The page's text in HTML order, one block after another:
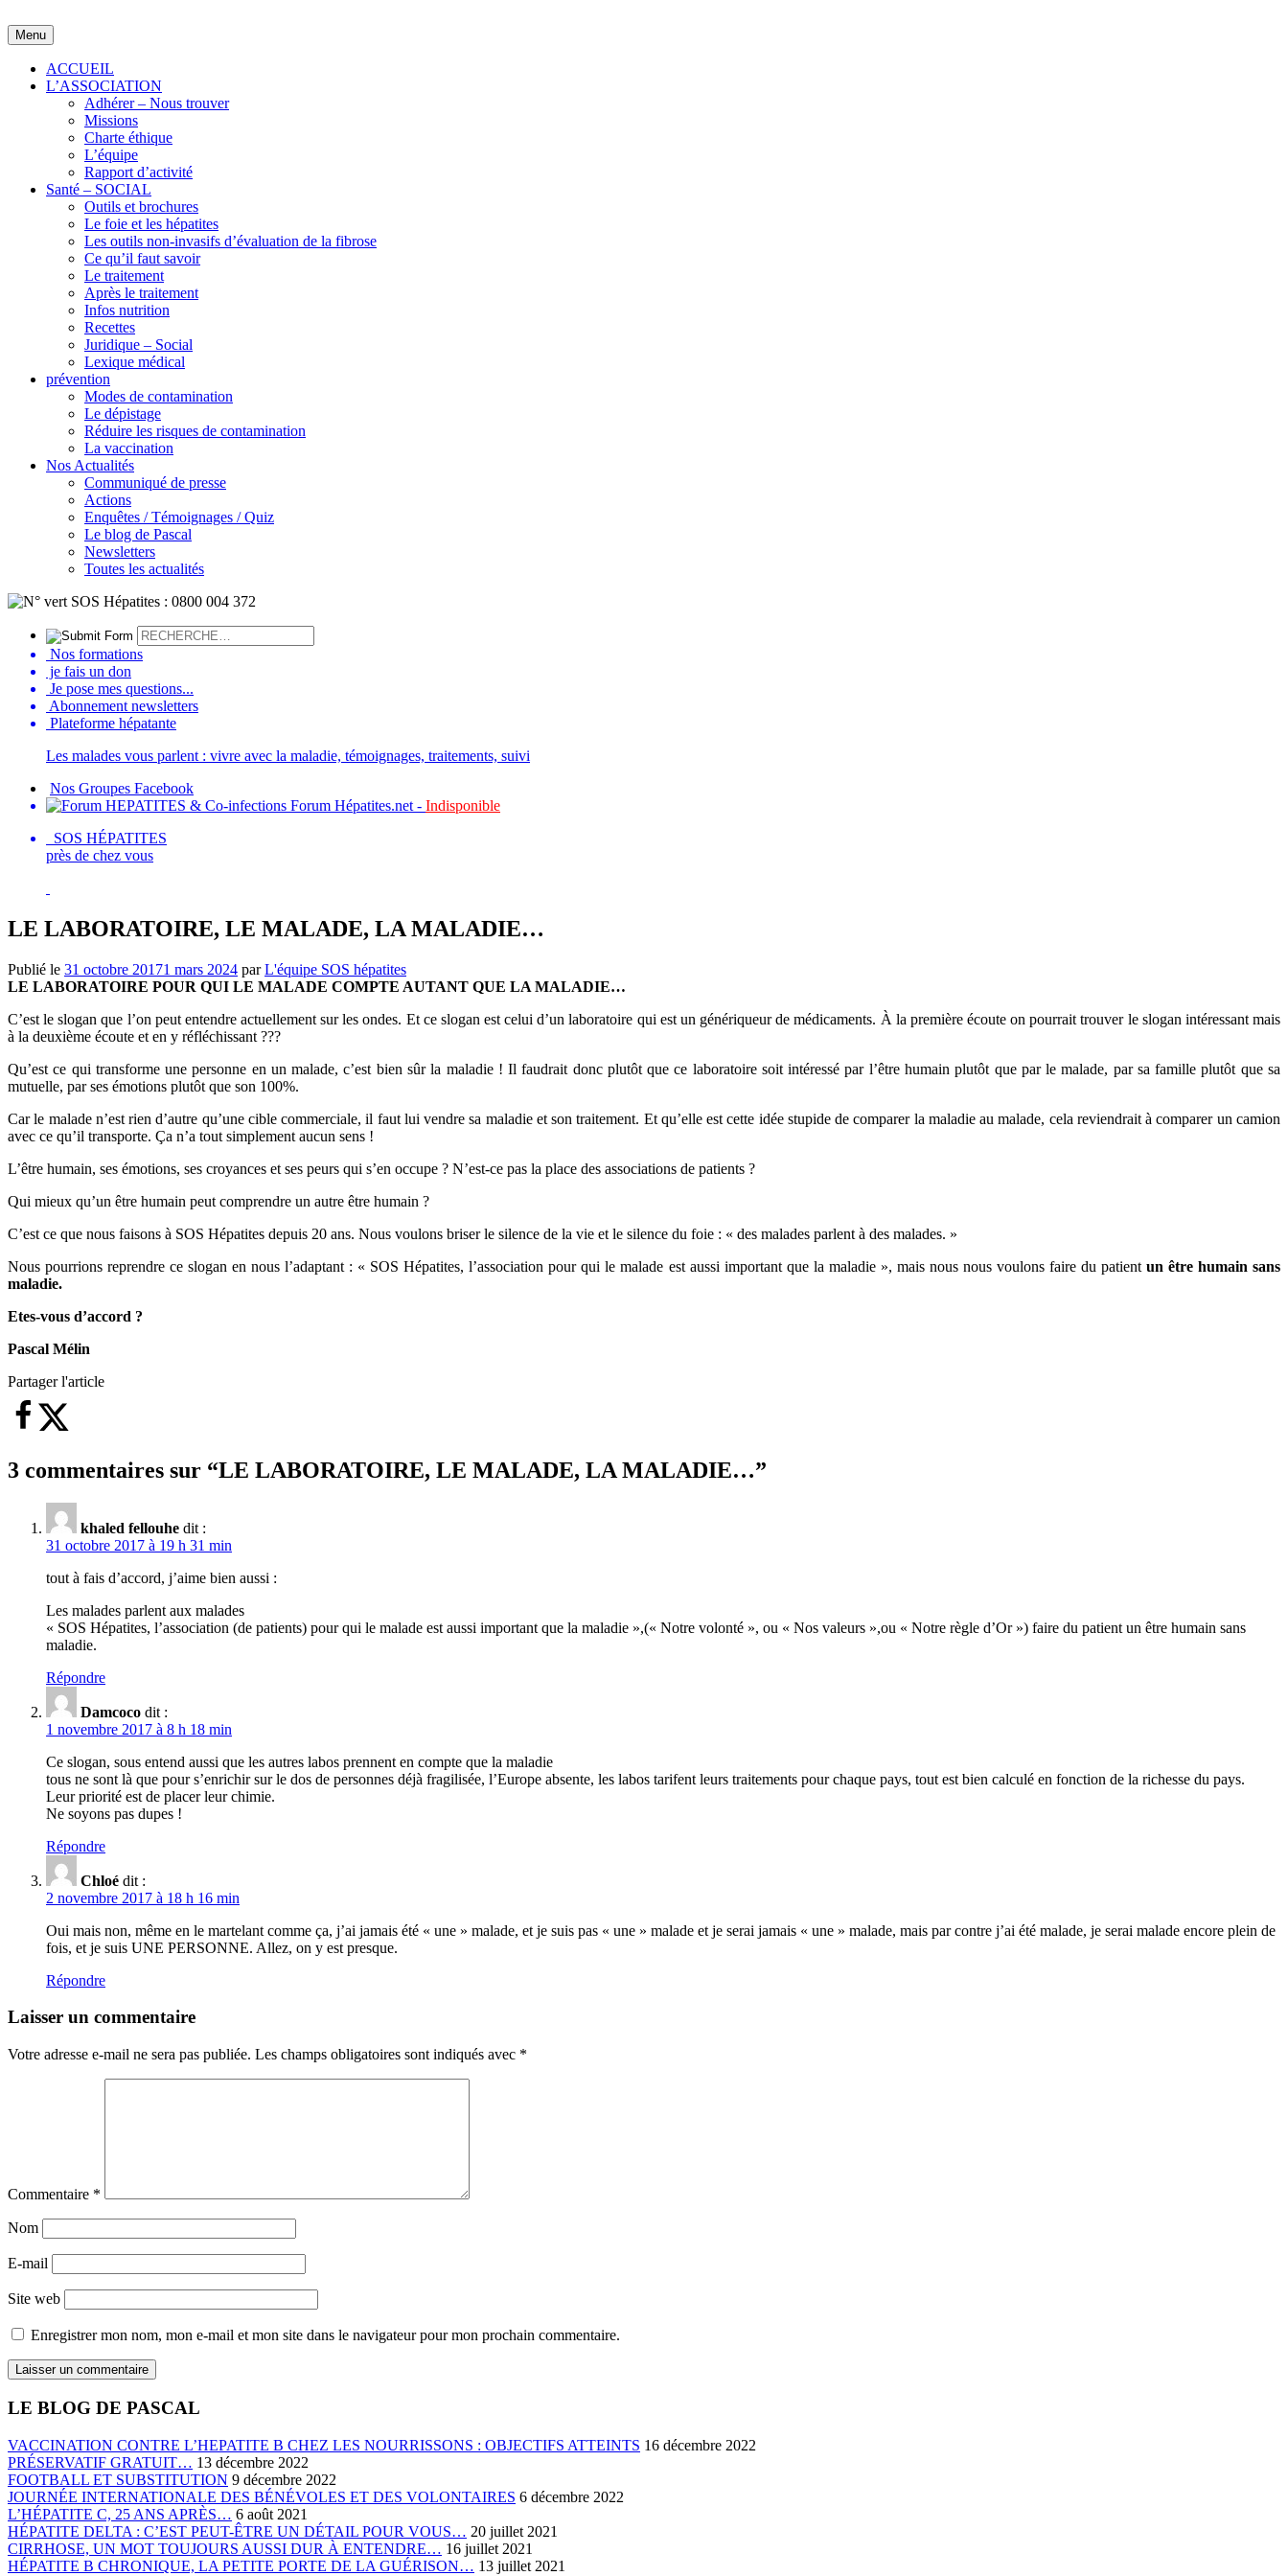
to
content
Menu
ACCUEIL
L’ASSOCIATION
Adhérer – Nous trouver
Missions
Charte éthique
L’équipe
Rapport d’activité
Santé – SOCIAL
Outils et brochures
Le foie et les hépatites
Les outils non-invasifs d’évaluation de la fibrose
Ce qu’il faut savoir
Le traitement
Après le traitement
Infos nutrition
Recettes
Juridique – Social
Lexique médical
prévention
Modes de contamination
Le dépistage
Réduire les risques de contamination
La vaccination
Nos Actualités
Communiqué de presse
Actions
Enquêtes / Témoignages / Quiz
Le blog de Pascal
Newsletters
Toutes les actualités
Nos formations
je fais un don
Je pose mes questions...
Abonnement newsletters
Plateforme hépatante
Les malades vous parlent : vivre avec la maladie, témoignages, traitements, suivi
Nos Groupes Facebook
Forum Hépatites.net - Indisponible
SOS HÉPATITES
près de chez vous
LE LABORATOIRE, LE MALADE, LA MALADIE…
Publié le 31 octobre 20171 mars 2024 parL'équipe SOS hépatites
LE LABORATOIRE POUR QUI LE MALADE COMPTE AUTANT QUE LA MALADIE…
C’est le slogan que l’on peut entendre actuellement sur les ondes. Et ce slogan est celui d’un laboratoire qui est un génériqueur de médicaments. À la première écoute on pourrait trouver le slogan intéressant mais
à la deuxième écoute et en y réfléchissant ???
Qu’est ce qui transforme une personne en un malade, c’est bien sûr la maladie ! Il faudrait donc plutôt que ce laboratoire soit intéressé par l’être humain plutôt que par le malade, par sa famille plutôt que sa
mutuelle, par ses émotions plutôt que son 100%.
Car le malade n’est rien d’autre qu’une cible commerciale, il faut lui vendre sa maladie et son traitement. Et qu’elle est cette idée stupide de comparer la maladie au malade, cela reviendrait à comparer un camion
avec ce qu’il transporte. Ça n’a tout simplement aucun sens !
L’être humain, ses émotions, ses croyances et ses peurs qui s’en occupe ? N’est-ce pas la place des associations de patients ?
Qui mieux qu’un être humain peut comprendre un autre être humain ?
C’est ce que nous faisons à SOS Hépatites depuis 20 ans. Nous voulons briser le silence de la vie et le silence du foie : « des malades parlent à des malades. »
Nous pourrions reprendre ce slogan en nous l’adaptant : « SOS Hépatites, l’association pour qui le malade est aussi important que la maladie », mais nous nous voulons faire du patientun être humain sans
maladie.
Etes-vous d’accord ?
Pascal Mélin
Partager l'article
3 commentaires sur “LE LABORATOIRE, LE MALADE, LA MALADIE…”
khaled fellouhe dit :
31 octobre 2017 à 19 h 31 min
tout à fais d’accord, j’aime bien aussi :
Les malades parlent aux malades
« SOS Hépatites, l’association (de patients) pour qui le malade est aussi important que la maladie »,(« Notre volonté », ou « Nos valeurs »,ou « Notre règle d’Or ») faire du patient un être humain sans
maladie.
Répondre
Damcoco dit :
1 novembre 2017 à 8 h 18 min
Ce slogan, sous entend aussi que les autres labos prennent en compte que la maladie
tous ne sont là que pour s’enrichir sur le dos de personnes déjà fragilisée, l’Europe absente, les labos tarifent leurs traitements pour chaque pays, tout est bien calculé en fonction de la richesse du pays.
Leur priorité est de placer leur chimie.
Ne soyons pas dupes !
Répondre
Chloé dit :
2 novembre 2017 à 18 h 16 min
Oui mais non, même en le martelant comme ça, j’ai jamais été « une » malade, et je suis pas « une » malade et je serai jamais « une » malade, mais par contre j’ai été malade, je serai malade encore plein de
fois, et je suis UNE PERSONNE. Allez, on y est presque.
Répondre
Laisser un commentaire
Votre adresse e-mail ne sera pas publiée. Les champs obligatoires sont indiqués avec *
Commentaire *
Nom
E-mail
Site web
Enregistrer mon nom, mon e-mail et mon site dans le navigateur pour mon prochain commentaire.
LE BLOG DE PASCAL
VACCINATION CONTRE L’HEPATITE B CHEZ LES NOURRISSONS : OBJECTIFS ATTEINTS 16 décembre 2022
PRÉSERVATIF GRATUIT… 13 décembre 2022
FOOTBALL ET SUBSTITUTION 9 décembre 2022
JOURNÉE INTERNATIONALE DES BÉNÉVOLES ET DES VOLONTAIRES 6 décembre 2022
L’HÉPATITE C, 25 ANS APRÈS… 6 août 2021
HÉPATITE DELTA : C’EST PEUT-ÊTRE UN DÉTAIL POUR VOUS… 20 juillet 2021
CIRRHOSE, UN MOT TOUJOURS AUSSI DUR À ENTENDRE… 16 juillet 2021
HÉPATITE B CHRONIQUE, LA PETITE PORTE DE LA GUÉRISON… 13 juillet 2021